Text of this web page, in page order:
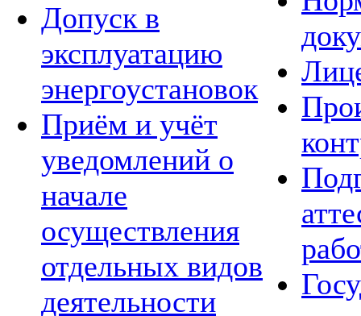
Допуск в
эксплуатацию
энергоустановок
Приём и учёт
уведомлений о
начале
осуществления
отдельных видов
деятельности